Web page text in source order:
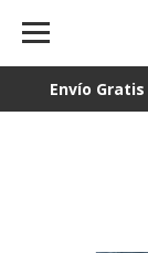
Envío Gratis